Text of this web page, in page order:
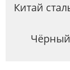
Китай